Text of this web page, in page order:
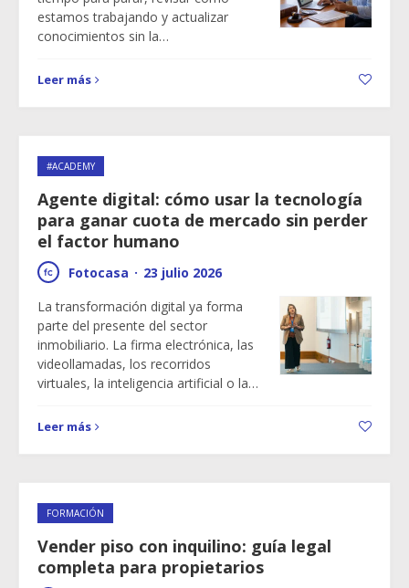
estamos trabajando y actualizar
conocimientos sin la…
Leer más
#ACADEMY
Agente digital: cómo usar la tecnología
para ganar cuota de mercado sin perder
el factor humano
Fotocasa · 23 julio 2026
La transformación digital ya forma
parte del presente del sector
inmobiliario. La firma electrónica, las
videollamadas, los recorridos
virtuales, la inteligencia artificial o la…
Leer más
FORMACIÓN
Vender piso con inquilino: guía legal
completa para propietarios